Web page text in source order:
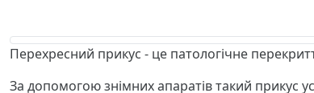
Перехресний прикус - це патологічне
За допомогою знімних апаратів такий прикус